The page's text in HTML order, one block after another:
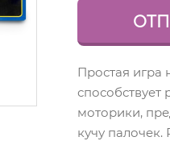
Простая игра
моторики,
кучу палочек.